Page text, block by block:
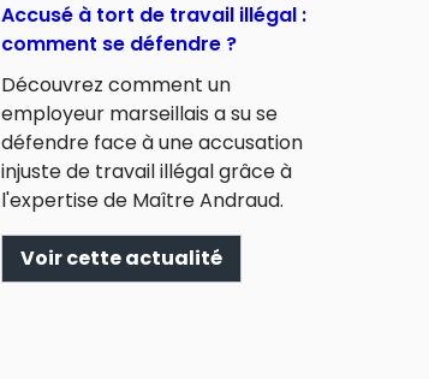
Accusé à tort de travail illégal :
comment se défendre ?
Découvrez comment un
employeur marseillais a su se
défendre face à une accusation
injuste de travail illégal grâce à
l'expertise de Maître Andraud.
Voir cette actualité